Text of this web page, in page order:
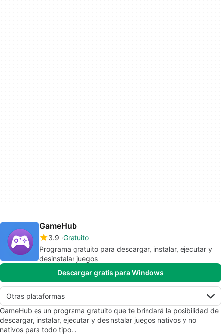
GameHub
3.9 Gratuito
Programa gratuito para descargar, instalar, ejecutar y
desinstalar juegos
Descargar gratis para Windows
Otras plataformas
GameHub es un programa gratuito que te brindará la posibilidad de
descargar, instalar, ejecutar y desinstalar juegos nativos y no
nativos para todo tipo…